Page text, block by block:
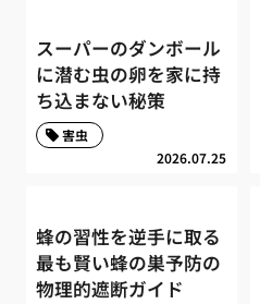
スーパーのダンボール
に潜む虫の卵を家に持
ち込まない秘策
2026.07.25
害虫
蜂の習性を逆手に取る
最も賢い蜂の巣予防の
物理的遮断ガイド